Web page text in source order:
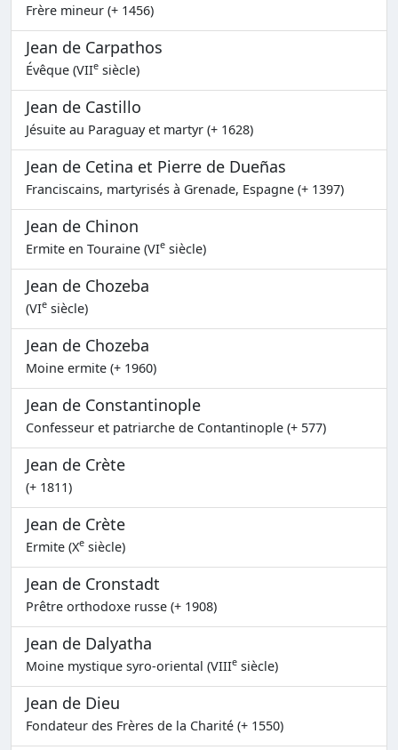
Frère mineur (+ 1456)
Jean de Carpathos
Évêque (VIIe siècle)
Jean de Castillo
Jésuite au Paraguay et martyr (+ 1628)
Jean de Cetina et Pierre de Dueñas
Franciscains, martyrisés à Grenade, Espagne (+ 1397)
Jean de Chinon
Ermite en Touraine (VIe siècle)
Jean de Chozeba
(VIe siècle)
Jean de Chozeba
Moine ermite (+ 1960)
Jean de Constantinople
Confesseur et patriarche de Contantinople (+ 577)
Jean de Crète
(+ 1811)
Jean de Crète
Ermite (Xe siècle)
Jean de Cronstadt
Prêtre orthodoxe russe (+ 1908)
Jean de Dalyatha
Moine mystique syro-oriental (VIIIe siècle)
Jean de Dieu
Fondateur des Frères de la Charité (+ 1550)